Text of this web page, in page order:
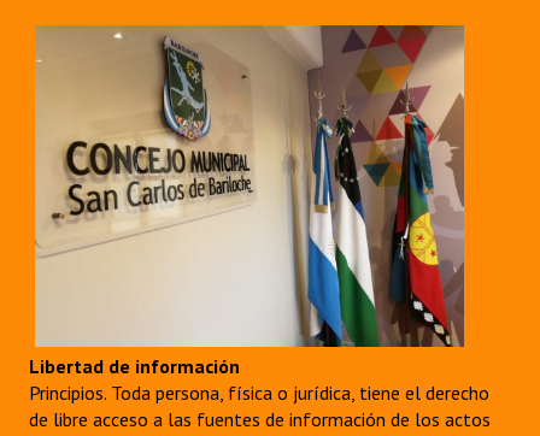
Libertad de información
Principios. Toda persona, física o jurídica, tiene el derecho
de libre acceso a las fuentes de información de los actos